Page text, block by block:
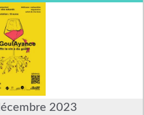
2023